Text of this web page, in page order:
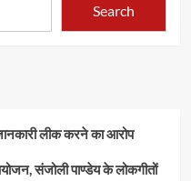
Search
लीक करने का आरोप
संजोली पाण्डेय के लोकगीतों